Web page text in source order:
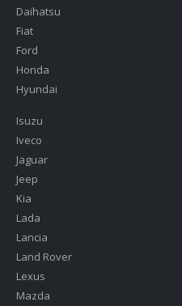
Daihatsu
Fiat
Ford
Honda
Hyundai
Isuzu
Iveco
Jaguar
Jeep
Kia
Lada
Lancia
Land Rover
Lexus
Mazda